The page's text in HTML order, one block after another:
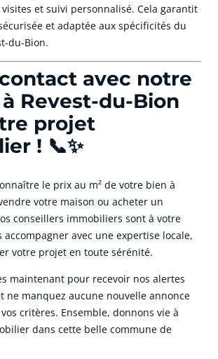
et suivi personnalisé. Cela garantit
et adaptée aux spécificités du
du-Bion.
avec notre
Revest-du-Bion
projet
! 📞✨
le prix au m² de votre bien à
votre maison ou acheter un
conseillers immobiliers sont à votre
accompagner avec une expertise locale,
votre projet en toute sérénité.
maintenant pour recevoir nos alertes
ne manquez aucune nouvelle annonce
critères. Ensemble, donnons vie à
dans cette belle commune de